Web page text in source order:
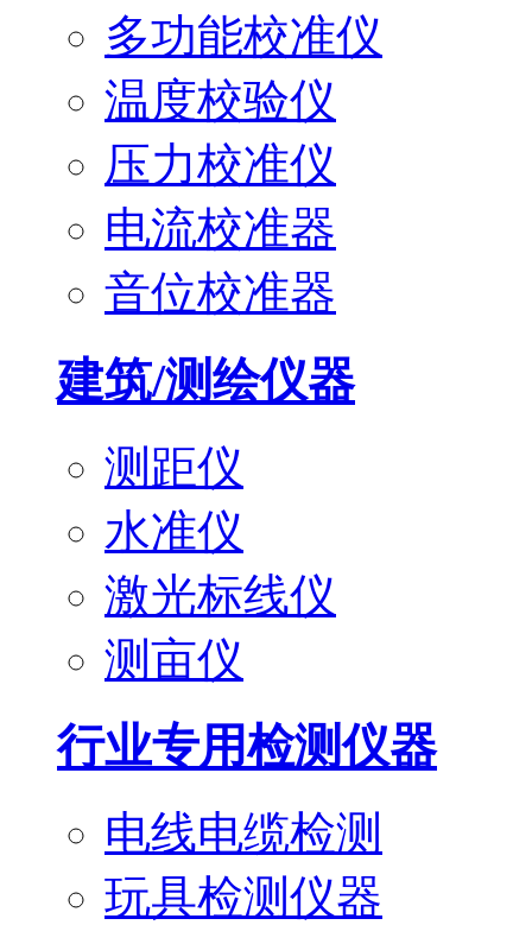
多功能校准仪
温度校验仪
压力校准仪
电流校准器
音位校准器
建筑/测绘仪器
测距仪
水准仪
激光标线仪
测亩仪
行业专用检测仪器
电线电缆检测
玩具检测仪器